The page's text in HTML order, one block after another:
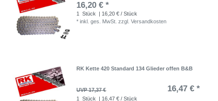
16,20 € *
1 Stück
| 16,20 € / Stück
*inkl. ges. MwSt. zzgl.Versandkosten
RK Kette 420 Standard 134 Glieder offen B&B
UVP 17,37 € 16,47 € *
1 Stück
| 16,47 € / Stück